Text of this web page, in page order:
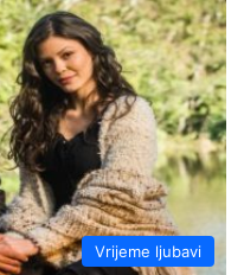
Vrijeme ljubavi